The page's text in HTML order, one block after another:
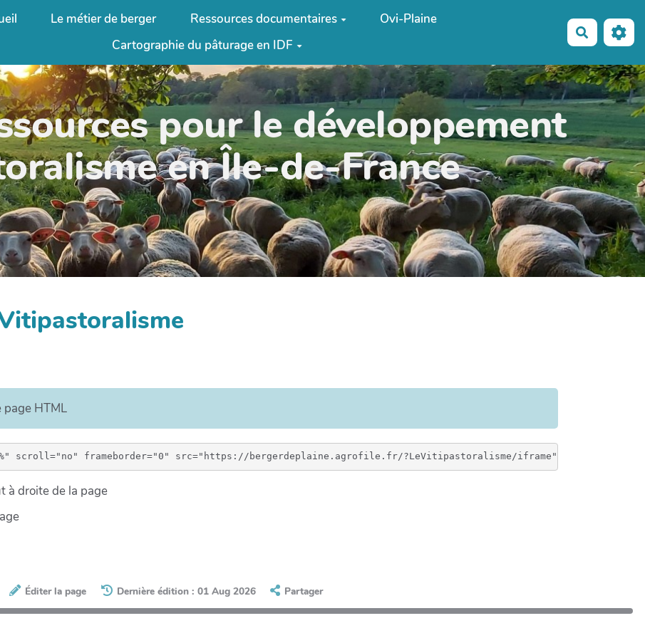
Le métier de berger Ressources documentaires
Ovi-Plaine
Cartographie du pâturage en IDF
pour le développement
en Île-de-France
HTML
à droite de la page
Éditer la page Dernière édition : 01 Aug 2026 Partager